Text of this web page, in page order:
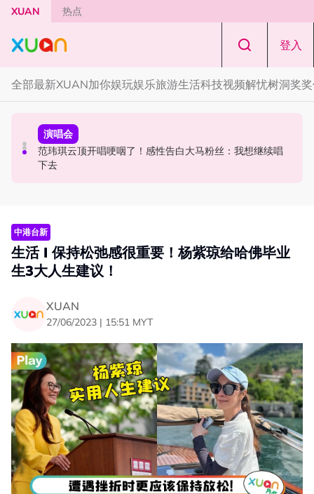
Skip to main content
XUAN 热点
登入
全部最新XUAN加你娱玩娱乐旅游生活科技视频解忧树洞奖
中港台新
陈土豆玩梗《下一站幸福》！同框阿信、吴建豪上演“光晞
不能捐”桥段
演唱会
范玮琪云顶开唱哽咽了！感性告白大马粉丝：我想继续唱
下去
中港台新
《披荆斩棘2026》正式官宣全阵容！余文乐、刘畊宏、孙
楠都来了
中港台新
生活 I 保持松弛感很重要！杨紫琼给哈佛毕业
生3大人生建议！
XUAN
27/06/2023 | 15:51 MYT